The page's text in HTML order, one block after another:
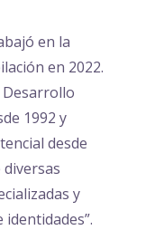
en la
en 2022.
Desarrollo
1992 y
desde
diversas
y